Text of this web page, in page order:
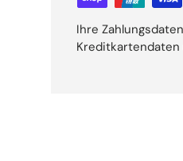
Ihre
Kreditkartendaten